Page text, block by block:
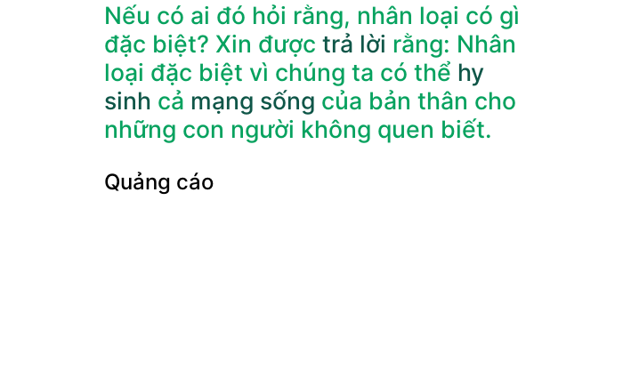
Nếu có ai đó hỏi rằng, nhân loại có gì
đặc biệt? Xin được trả lời rằng: Nhân
loại đặc biệt vì chúng ta có thể hy
sinh cả mạng sống của bản thân cho
những con người không quen biết.
Quảng cáo